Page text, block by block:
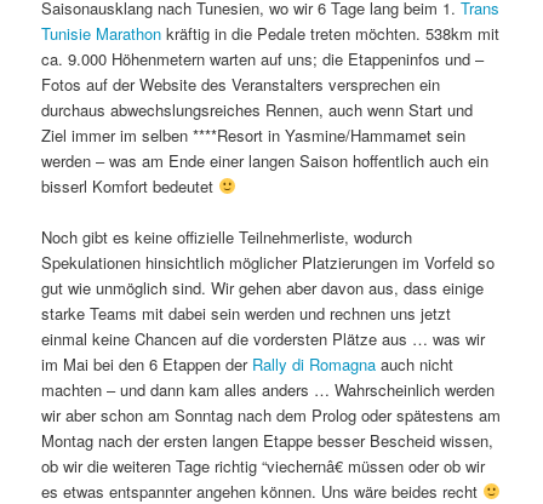
Saisonausklang nach Tunesien, wo wir 6 Tage lang beim 1.Trans
Tunisie Marathon kräftig in die Pedale treten möchten. 538km mit
ca. 9.000 Höhenmetern warten auf uns; die Etappeninfos und –
Fotos auf der Website des Veranstalters versprechen ein
durchaus abwechslungsreiches Rennen, auch wenn Start und
Ziel immer im selben ****Resort in Yasmine/Hammamet sein
werden – was am Ende einer langen Saison hoffentlich auch ein
bisserl Komfort bedeutet
Noch gibt es keine offizielle Teilnehmerliste, wodurch
Spekulationen hinsichtlich möglicher Platzierungen im Vorfeld so
gut wie unmöglich sind. Wir gehen aber davon aus, dass einige
starke Teams mit dabei sein werden und rechnen uns jetzt
einmal keine Chancen auf die vordersten Plätze aus … was wir
im Mai bei den 6 Etappen der Rally di Romagna auch nicht
machten – und dann kam alles anders … Wahrscheinlich werden
wir aber schon am Sonntag nach dem Prolog oder spätestens am
Montag nach der ersten langen Etappe besser Bescheid wissen,
ob wir die weiteren Tage richtig “viechernâ€ müssen oder ob wir
es etwas entspannter angehen können. Uns wäre beides recht